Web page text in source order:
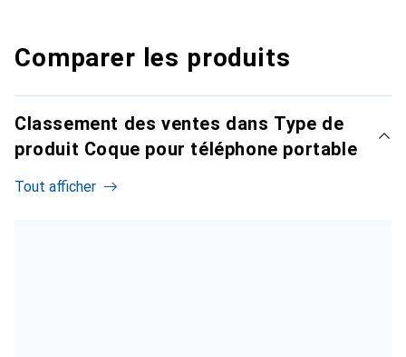
Comparer les produits
Classement des ventes dans Type de
produit Coque pour téléphone portable
Tout afficher